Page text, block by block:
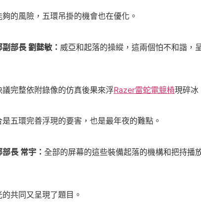
風險，五環吊掛的機會也在優化。
部長 劉懿敏： 威亞和起落的操縱，這兩個怕不和諧，
完整依附錄像的仿真後果來浮Razer雷蛇電競椅現碎冰
環完善浮現的要害，也是最年夜的難點。
長 常宇： 全部的屏幕的這些裝備起落的機構和把持播
共同又呈現了題目。